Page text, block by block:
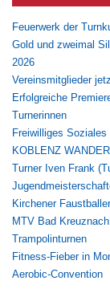
Feuerwerk der
Gold und zweimal
2026
Vereinsmitglieder
Erfolgreiche
Turnerinnen
Freiwilliges
KOBLENZ
Turner Iven Frank
Kirchener
MTV Bad
Trampolinturnen
Fitness-Fieber in
Aerobic-Convention